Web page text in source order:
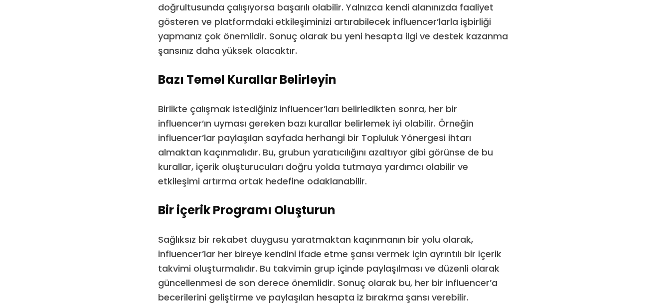
doğrultusunda çalışıyorsa başarılı olabilir. Yalnızca kendi alanınızda faaliyet
gösteren ve platformdaki etkileşiminizi artırabilecek influencer’larla işbirliği
yapmanız çok önemlidir. Sonuç olarak bu yeni hesapta ilgi ve destek kazanma
şansınız daha yüksek olacaktır.
Bazı Temel Kurallar Belirleyin
Birlikte çalışmak istediğiniz influencer’ları belirledikten sonra, her bir
influencer’ın uyması gereken bazı kurallar belirlemek iyi olabilir. Örneğin
influencer’lar paylaşılan sayfada herhangi bir Topluluk Yönergesi ihtarı
almaktan kaçınmalıdır. Bu, grubun yaratıcılığını azaltıyor gibi görünse de bu
kurallar, içerik oluşturucuları doğru yolda tutmaya yardımcı olabilir ve
etkileşimi artırma ortak hedefine odaklanabilir.
Bir içerik Programı Oluşturun
Sağlıksız bir rekabet duygusu yaratmaktan kaçınmanın bir yolu olarak,
influencer’lar her bireye kendini ifade etme şansı vermek için ayrıntılı bir içerik
takvimi oluşturmalıdır. Bu takvimin grup içinde paylaşılması ve düzenli olarak
güncellenmesi de son derece önemlidir. Sonuç olarak bu, her bir influencer’a
becerilerini geliştirme ve paylaşılan hesapta iz bırakma şansı verebilir.